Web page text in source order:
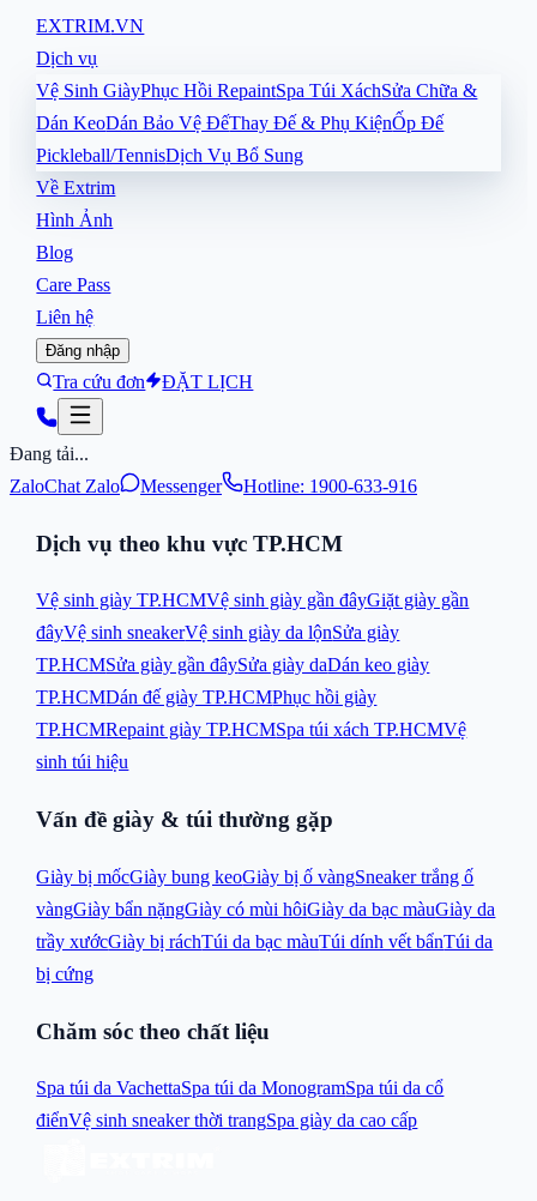
EXTRIM.VN
Dịch vụ
Vệ Sinh GiàyPhục Hồi RepaintSpa Túi XáchSửa Chữa &
Dán KeoDán Bảo Vệ ĐếThay Đế & Phụ KiệnỐp Đế
Pickleball/TennisDịch Vụ Bổ Sung
Về Extrim
Hình Ảnh
Blog
Care Pass
Liên hệ
Đăng nhập
Tra cứu đơn ĐẶT LỊCH
Đang tải...
ZaloChat Zalo Messenger Hotline: 1900-633-916
Dịch vụ theo khu vực TP.HCM
Vệ sinh giày TP.HCMVệ sinh giày gần đâyGiặt giày gần
đâyVệ sinh sneakerVệ sinh giày da lộnSửa giày
TP.HCMSửa giày gần đâySửa giày daDán keo giày
TP.HCMDán đế giày TP.HCMPhục hồi giày
TP.HCMRepaint giày TP.HCMSpa túi xách TP.HCMVệ
sinh túi hiệu
Vấn đề giày & túi thường gặp
Giày bị mốcGiày bung keoGiày bị ố vàngSneaker trắng ố
vàngGiày bẩn nặngGiày có mùi hôiGiày da bạc màuGiày da
trầy xướcGiày bị ráchTúi da bạc màuTúi dính vết bẩnTúi da
bị cứng
Chăm sóc theo chất liệu
Spa túi da VachettaSpa túi da MonogramSpa túi da cổ
điểnVệ sinh sneaker thời trangSpa giày da cao cấp